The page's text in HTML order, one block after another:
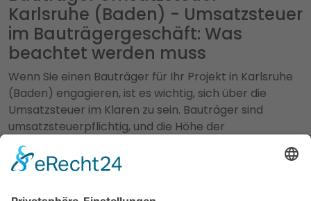
Karlsruhe (Baden) - Umsatzsteuer
im Bauträgergeschäft: Was
beachtet werden muss
Wenn Sie einen Bauträger für Ihr Projekt in Karlsruhe
(Baden) engagieren, ist es wichtig, sich über die
Umsatzsteuer im Klaren zu sein. Bauträger sind
umsatzsteuerpflichtig, und die Höhe der
Umsatzsteuer hängt von verschiedenen Faktoren ab,
wie z.B. dem Standort des Projekts und der Art der
erbrachten Leistungen. Es ist daher ratsam, vorab mit
Ihrem Bauträger zu klären, welche